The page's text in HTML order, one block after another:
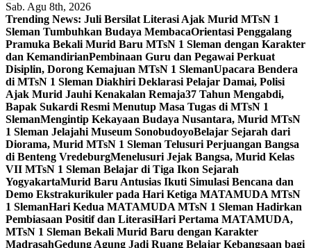
Sab. Agu 8th, 2026
Trending News: Juli Bersilat Literasi Ajak Murid MTsN 1
Sleman Tumbuhkan Budaya MembacaOrientasi Penggalang
Pramuka Bekali Murid Baru MTsN 1 Sleman dengan Karakter
dan KemandirianPembinaan Guru dan Pegawai Perkuat
Disiplin, Dorong Kemajuan MTsN 1 SlemanUpacara Bendera
di MTsN 1 Sleman Diakhiri Deklarasi Pelajar Damai, Polisi
Ajak Murid Jauhi Kenakalan Remaja37 Tahun Mengabdi,
Bapak Sukardi Resmi Menutup Masa Tugas di MTsN 1
SlemanMengintip Kekayaan Budaya Nusantara, Murid MTsN
1 Sleman Jelajahi Museum SonobudoyoBelajar Sejarah dari
Diorama, Murid MTsN 1 Sleman Telusuri Perjuangan Bangsa
di Benteng VredeburgMenelusuri Jejak Bangsa, Murid Kelas
VII MTsN 1 Sleman Belajar di Tiga Ikon Sejarah
YogyakartaMurid Baru Antusias Ikuti Simulasi Bencana dan
Demo Ekstrakurikuler pada Hari Ketiga MATAMUDA MTsN
1 SlemanHari Kedua MATAMUDA MTsN 1 Sleman Hadirkan
Pembiasaan Positif dan LiterasiHari Pertama MATAMUDA,
MTsN 1 Sleman Bekali Murid Baru dengan Karakter
MadrasahGedung Agung Jadi Ruang Belajar Kebangsaan bagi